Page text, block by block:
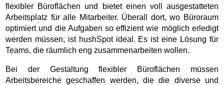
flexibler Büroflächen und bietet einen voll ausgestatteten
Arbeitsplatz für alle Mitarbeiter. Überall dort, wo Büroraum
optimiert und die Aufgaben so effizient wie möglich erledigt
werden müssen, ist hushSpot ideal. Es ist eine Lösung für
Teams, die räumlich eng zusammenarbeiten wollen.
Bei der Gestaltung flexibler Büroflächen müssen
Arbeitsbereiche geschaffen werden, die die diverse und